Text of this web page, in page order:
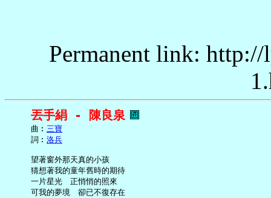
Permanent link:
丟手絹 - 陳良泉
     曲︰
三寶
     詞︰
洛兵
     望著窗外那天真的小孩
     猜想著我的童年舊時的期待
     一片星光　正悄悄的照來
     可我的夢境　卻已不復存在